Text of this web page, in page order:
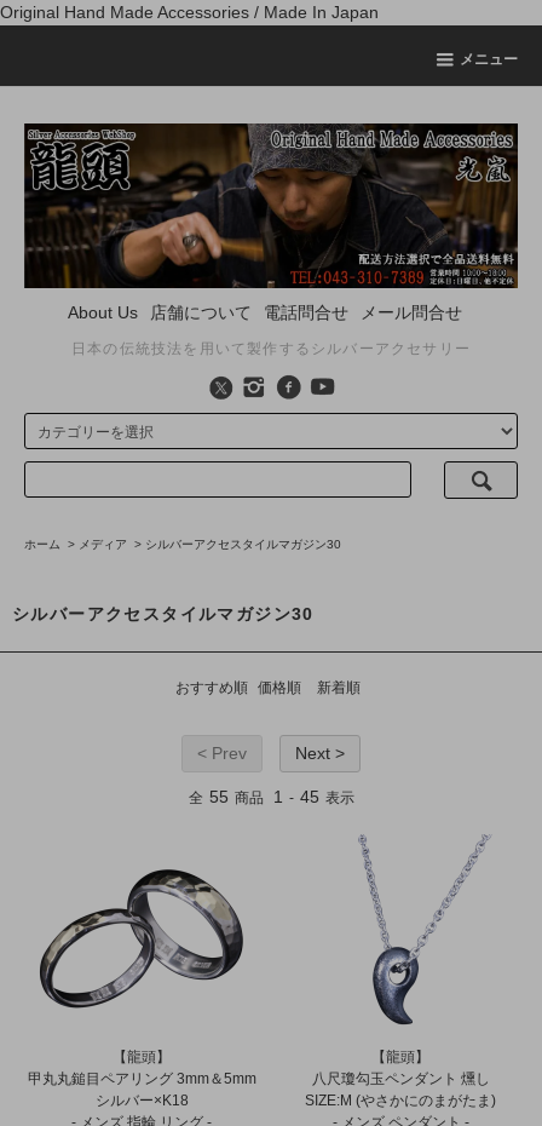
Original Hand Made Accessories / Made In Japan
メニュー
About Us 店舗について 電話問合せ メール問合せ
日本の伝統技法を用いて製作するシルバーアクセサリー
ホーム > メディア > シルバーアクセスタイルマガジン30
シルバーアクセスタイルマガジン30
おすすめ順 価格順 新着順
< Prev Next >
全 55 商品 1 - 45 表示
【龍頭】
甲丸丸鎚目ペアリング 3mm＆5mm
シルバー×K18
- メンズ 指輪 リング -
【龍頭】
八尺瓊勾玉ペンダント 燻し
SIZE:M (やさかにのまがたま)
- メンズ ペンダント -